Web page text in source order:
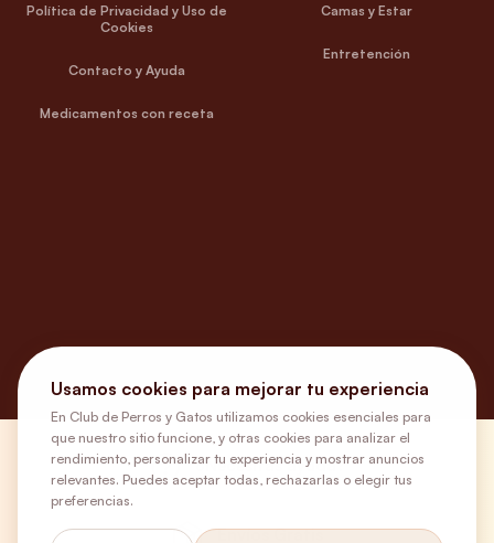
Política de Privacidad y Uso de
Cookies
Contacto y Ayuda
Medicamentos con receta
Camas y Estar
Entretención
¿Necesitas ayuda?
Envíos Gratis
Usamos cookies para mejorar tu experiencia
En Club de Perros y Gatos utilizamos cookies esenciales para
que nuestro sitio funcione, y otras cookies para analizar el
rendimiento, personalizar tu experiencia y mostrar anuncios
relevantes. Puedes aceptar todas, rechazarlas o elegir tus
preferencias.